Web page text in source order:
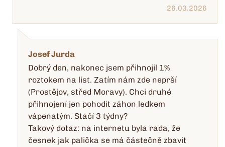
26.03.2026
Josef Jurda
Dobrý den, nakonec jsem přihnojil 1%
roztokem na list. Zatím nám zde neprší
(Prostějov, střed Moravy). Chci druhé
přihnojení jen pohodit záhon ledkem
vápenatým. Stačí 3 týdny?
Takový dotaz: na internetu byla rada, že
česnek jak palička se má částečně zbavit